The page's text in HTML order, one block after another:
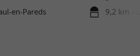
en-Pareds 9,2 km -